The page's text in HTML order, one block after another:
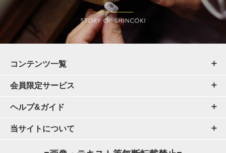
コンテンツ一覧
会員限定サービス
ヘルプ&ガイド
当サイトについて